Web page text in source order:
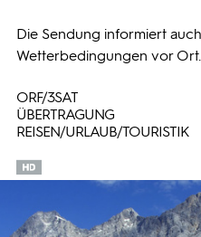
Die Sendung informiert
Wetterbedingungen vor Ort.
ORF/3SAT
ÜBERTRAGUNG
REISEN/URLAUB/TOURISTIK